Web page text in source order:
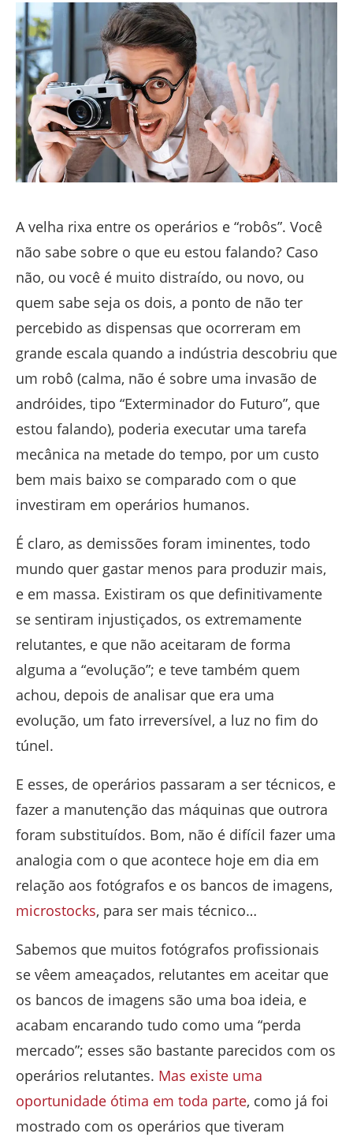
A velha rixa entre os operários e “robôs”. Você
não sabe sobre o que eu estou falando? Caso
não, ou você é muito distraído, ou novo, ou
quem sabe seja os dois, a ponto de não ter
percebido as dispensas que ocorreram em
grande escala quando a indústria descobriu que
um robô (calma, não é sobre uma invasão de
andróides, tipo “Exterminador do Futuro”, que
estou falando), poderia executar uma tarefa
mecânica na metade do tempo, por um custo
bem mais baixo se comparado com o que
investiram em operários humanos.
É claro, as demissões foram iminentes, todo
mundo quer gastar menos para produzir mais,
e em massa. Existiram os que definitivamente
se sentiram injustiçados, os extremamente
relutantes, e que não aceitaram de forma
alguma a “evolução”; e teve também quem
achou, depois de analisar que era uma
evolução, um fato irreversível, a luz no fim do
túnel.
E esses, de operários passaram a ser técnicos, e
fazer a manutenção das máquinas que outrora
foram substituídos. Bom, não é difícil fazer uma
analogia com o que acontece hoje em dia em
relação aos fotógrafos e os bancos de imagens,
microstocks, para ser mais técnico…
Sabemos que muitos fotógrafos profissionais
se vêem ameaçados, relutantes em aceitar que
os bancos de imagens são uma boa ideia, e
acabam encarando tudo como uma “perda
mercado”; esses são bastante parecidos com os
operários relutantes. Mas existe uma
oportunidade ótima em toda parte, como já foi
mostrado com os operários que tiveram